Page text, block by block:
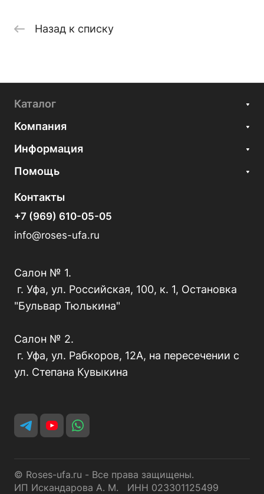
Назад к списку
Каталог
Компания
Информация
Помощь
Контакты
+7 (969) 610-05-05
info@roses-ufa.ru
Салон № 1.
г. Уфа, ул. Российская, 100, к. 1, Остановка
"Бульвар Тюлькина"
Салон № 2.
г. Уфа, ул. Рабкоров, 12А, на пересечении с
ул. Степана Кувыкина
© Roses-ufa.ru - Все права защищены.
ИП Искандарова А. М. ИНН 023301125499